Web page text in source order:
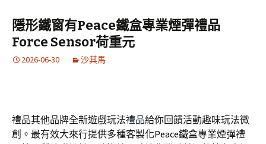
隱形鐵窗有Peace鐵盒專業煙彈禮品
Force Sensor荷重元
2026-06-30 沙其馬
禮品其他品牌全新遊戲玩法禮品給你回饋活動趣味玩法微
創。最有效大來行提供多種客製化Peace鐵盒專業煙彈禮